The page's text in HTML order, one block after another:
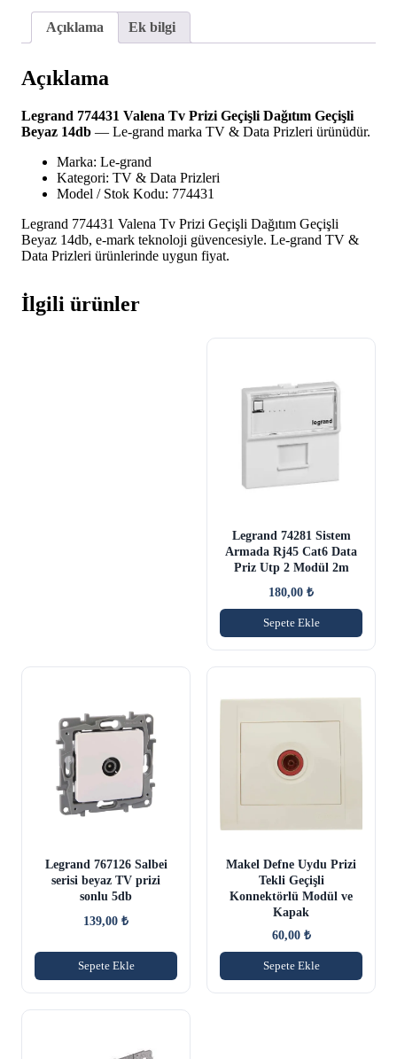
Dağıtım
Geçişli
14db
adet
Açıklama Ek bilgi
Açıklama
Legrand 774431 Valena Tv Prizi Geçişli Dağıtım Geçişli
Beyaz 14db — Le-grand marka TV & Data Prizleri ürünüdür.
Marka: Le-grand
Kategori: TV & Data Prizleri
Model / Stok Kodu: 774431
Legrand 774431 Valena Tv Prizi Geçişli Dağıtım Geçişli
Beyaz 14db, e-mark teknoloji güvencesiyle. Le-grand TV &
Data Prizleri ürünlerinde uygun fiyat.
İlgili ürünler
Legrand 74281 Sistem
Armada Rj45 Cat6 Data
Priz Utp 2 Modül 2m
180,00 ₺
Sepete Ekle
Legrand 767126 Salbei
serisi beyaz TV prizi
sonlu 5db
139,00 ₺
Sepete Ekle
Makel Defne Uydu Prizi
Tekli Geçişli
Konnektörlü Modül ve
Kapak
60,00 ₺
Sepete Ekle